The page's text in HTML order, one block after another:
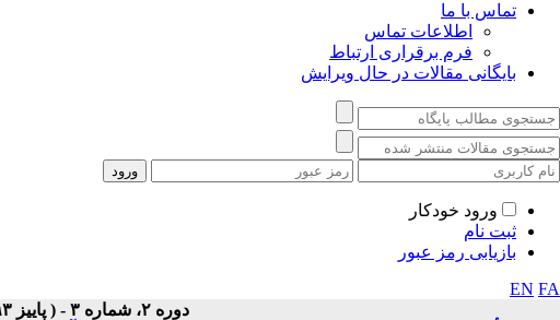
تماس با ما
اطلاعات تماس
فرم برقراری ارتباط
بایگانی مقالات در حال ویرایش
ورود خودکار
ثبت نام
بازیابی رمز عبور
EN FA
دوره ۲، شماره ۳ - ( پاييز ۱۳۹۳ )